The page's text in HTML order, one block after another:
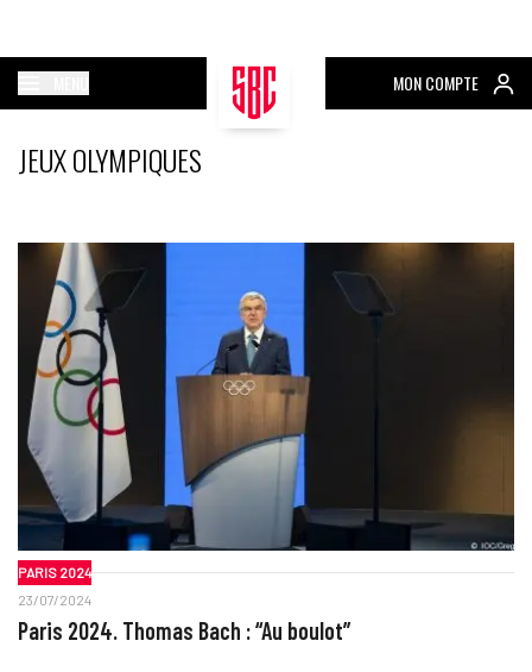
MON COMPTE
JEUX OLYMPIQUES
PARIS 2024
23/07/2024
Paris 2024. Thomas Bach : “Au boulot”